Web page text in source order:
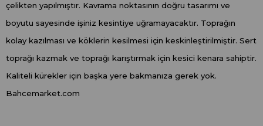
çelikten yapılmıştır. Kavrama noktasının doğru tasarımı ve
boyutu sayesinde işiniz kesintiye uğramayacaktır. Toprağın
kolay kazılması ve köklerin kesilmesi için keskinleştirilmiştir. Sert
toprağı kazmak ve toprağı karıştırmak için kesici kenara sahiptir.
Kaliteli kürekler için başka yere bakmanıza gerek yok.
Bahcemarket.com